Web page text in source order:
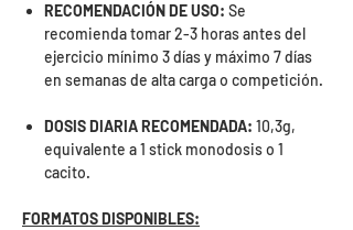
RECOMENDACIÓN DE USO: Se
recomienda tomar 2-3 horas antes del
ejercicio mínimo 3 días y máximo 7 días
en semanas de alta carga o competición.
DOSIS DIARIA RECOMENDADA: 10,3g,
equivalente a 1 stick monodosis o 1
cacito.
FORMATOS DISPONIBLES: